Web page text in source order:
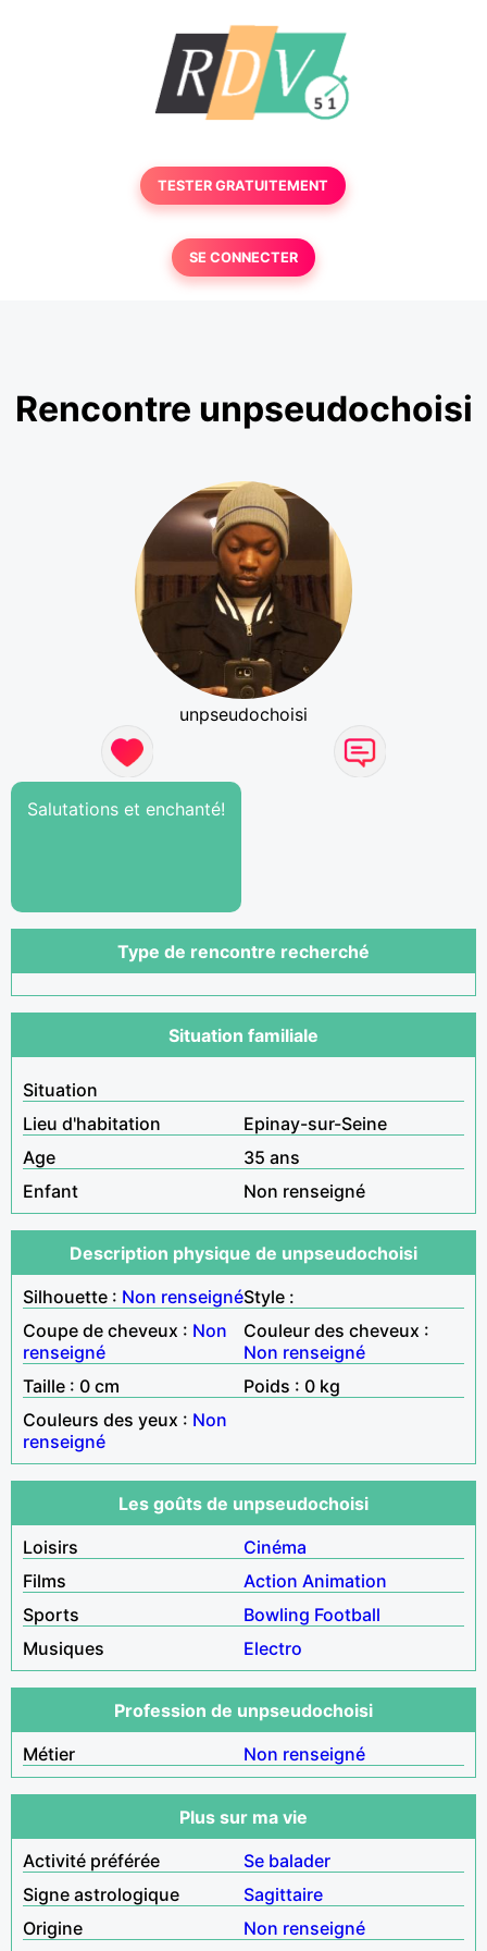
TESTER GRATUITEMENT
SE CONNECTER
Rencontre unpseudochoisi
unpseudochoisi
Salutations et enchanté!
Type de rencontre recherché
Situation familiale
Situation
Lieu d'habitation
Epinay-sur-Seine
Age
35 ans
Enfant
Non renseigné
Description physique de unpseudochoisi
Silhouette : Non renseignéStyle :
Coupe de cheveux : Non
renseigné
Couleur des cheveux :
Non renseigné
Taille : 0 cm
Poids : 0 kg
Couleurs des yeux : Non
renseigné
Les goûts de unpseudochoisi
Loisirs
Cinéma
Films
Action Animation
Sports
Bowling Football
Musiques
Electro
Profession de unpseudochoisi
Métier
Non renseigné
Plus sur ma vie
Activité préférée
Se balader
Signe astrologique
Sagittaire
Origine
Non renseigné